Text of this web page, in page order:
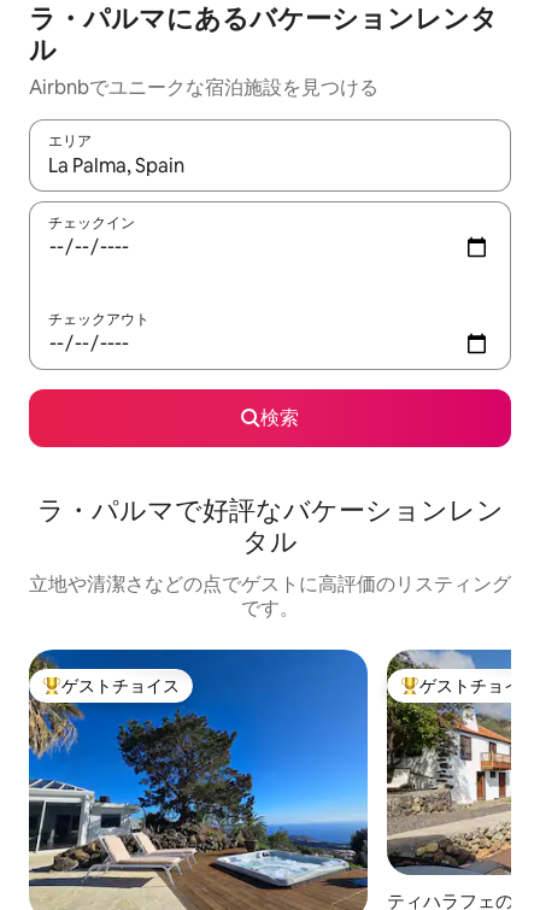
ラ・パルマにあるバケーションレンタ
ル
Airbnbでユニークな宿泊施設を見つける
エリア
検索結果が表示されたら、上下の矢印キーを使って移動するか
チェックイン
チェックアウト
検索
ラ・パルマで好評なバケーションレン
タル
立地や清潔さなどの点でゲストに高評価のリスティング
です。
大好評のゲストチョイスです。
ゲストチョイス 大好評のゲスト
ゲストチョイス
ティハラフェの一